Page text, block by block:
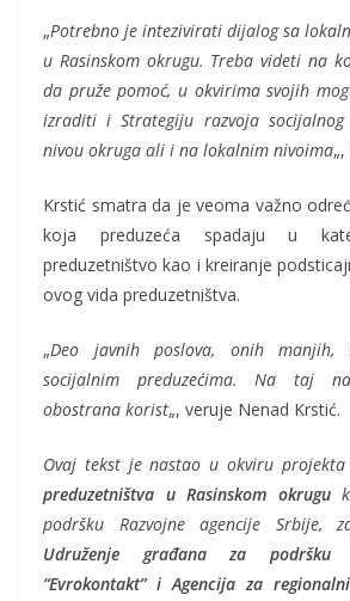
„Potrebno je intezivirati dijalog sa
u Rasinskom okrugu. Treba videti na
da pruže pomoć, u okvirima svojih
izraditi i Strategiju razvoja socijalnog
nivou okruga ali i na lokalnim nivoima
Krstić smatra da je veoma važno
koja preduzeća spadaju u
preduzetništvo kao i kreiranje
ovog vida preduzetništva.
„Deo javnih poslova, onih manjih,
socijalnim preduzećima. Na taj
obostrana korist„, veruje Nenad Krstić.
Ovaj tekst je nastao u okviru projekta
preduzetništva u Rasinskom okrugu
podršku Razvojne agencije Srbije,
Udruženje građana za podršku
“Evrokontakt” i Agencija za